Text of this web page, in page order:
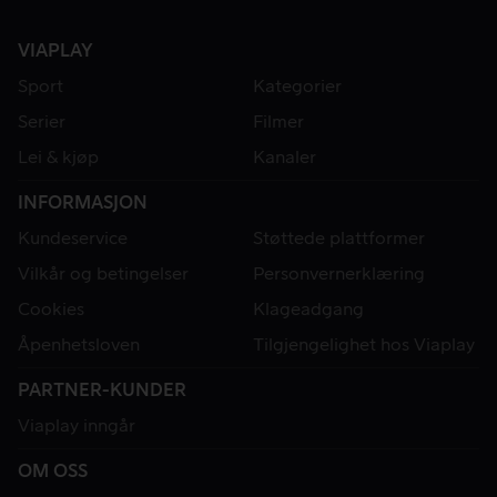
VIAPLAY
Sport
Kategorier
Serier
Filmer
Lei & kjøp
Kanaler
INFORMASJON
Kundeservice
Støttede plattformer
Vilkår og betingelser
Personvernerklæring
Cookies
Klageadgang
Åpenhetsloven
Tilgjengelighet hos Viaplay
PARTNER-KUNDER
Viaplay inngår
OM OSS